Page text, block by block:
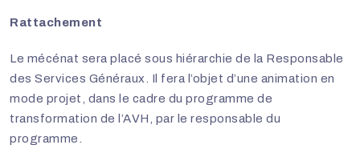
Rattachement
Le mécénat sera placé sous hiérarchie de la Responsable
des Services Généraux. Il fera l’objet d’une animation en
mode projet, dans le cadre du programme de
transformation de l’AVH, par le responsable du
programme.